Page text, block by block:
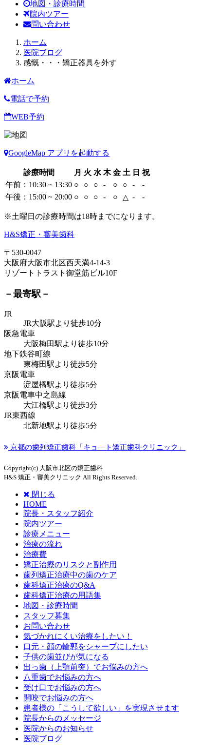
地図・診療時間
院内ツアー
問い合わせ
ホーム
医院ブログ
感慨・・・矯正器具を外す
ホーム
電話で予約
WEB予約
GoogleMap アプリを起動する
診療時間 月 火 水 木 金 土 日 祝
午前：10:30 ~ 13:30 ○ ○ ○ - ○ ○ -
-
午後：15:00 ~ 20:00 ○ ○ ○ - ○ △ - -
※土曜日の診療時間は18時までになります。
H&S矯正・審美歯科
〒530-0047
大阪府大阪市北区西天満4-14-3
リゾートトラスト御堂筋ビル10F
－最寄駅－
JR
JR大阪駅より 徒歩10分
阪急電車
大阪梅田駅より 徒歩10分
地下鉄谷町線
東梅田駅より 徒歩5分
京阪電車
淀屋橋駅より 徒歩5分
京阪電車中之島線
大江橋駅より 徒歩3分
JR東西線
北新地駅より 徒歩5分
京都の歯列矯正歯科「キョ―ト矯正歯科クリニック」
Copyright(c) 大阪市北区の矯正歯科
H&S 矯正・審美クリニック All Rights Reserved.
閉じる
HOME
院長・スタッフ紹介
院内ツアー
診療メニュー
治療の流れ
治療費
矯正治療のリスクと副作用
歯列矯正治療中の歯のケア
歯科矯正治療のQ&A
歯科矯正治療の用語集
地図・診療時間
スタッフ募集
お問い合わせ
気づかれにくい治療をしたい！
口元・顔の輪郭をシャープにしたい
子供の歯並びが気になる
出っ歯（上顎前突）でお悩みの方へ
八重歯でお悩みの方へ
受け口でお悩みの方へ
開咬でお悩みの方へ
患者様の「こうして欲しい」を実現させます
院長からのメッセージ
医院からのお知らせ
医院ブログ